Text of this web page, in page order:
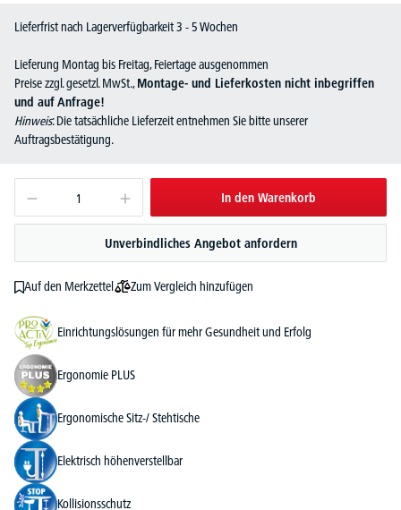
Lieferfrist nach Lagerverfügbarkeit 3 - 5 Wochen
Lieferung Montag bis Freitag, Feiertage ausgenommen
Preise zzgl. gesetzl. MwSt.,Montage- und Lieferkosten nicht inbegriffen
und auf Anfrage!
Hinweis: Die tatsächliche Lieferzeit entnehmen Sie bitte unserer
Auftragsbestätigung.
In den Warenkorb
Unverbindliches Angebot anfordern
Auf den Merkzettel Zum Vergleich hinzufügen
Einrichtungslösungen für mehr Gesundheit und Erfolg
Ergonomie PLUS
Ergonomische Sitz-/ Stehtische
Elektrisch höhenverstellbar
Kollisionsschutz